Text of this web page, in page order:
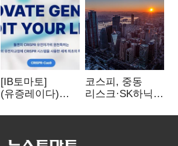
[IB토마토]
(유증레이다)
3분의 1 토막…
비용부터 챙긴다
코스피, 중동
리스크·SK하닉
뒷걸음